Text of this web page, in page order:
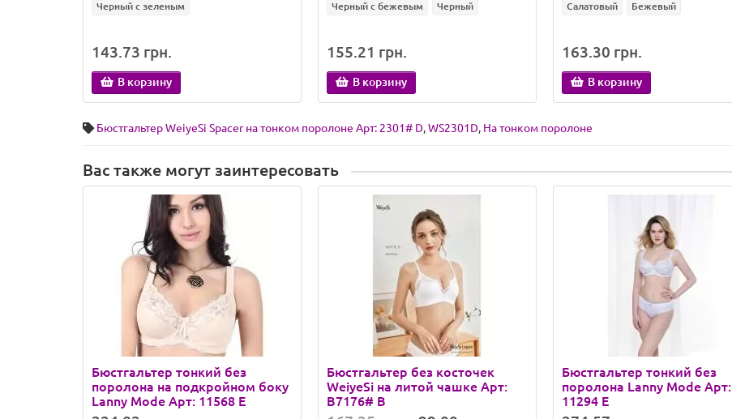
Черный с зеленым
143.73 грн.
В корзину
Черный с бежевым Черный
155.21 грн.
В корзину
Салатовый Бежевый
163.30 грн.
В корзину
Бюстгальтер WeiyeSi Spacer на тонком поролоне Арт: 2301# D,WS2301D, На тонком поролоне
Вас также могут заинтересовать
Бюстгальтер тонкий без
поролона на подкройном боку
Lanny Mode Арт: 11568 E
Бюстгальтер без косточек
WeiyeSi на литой чашке Арт:
B7176# B
Бюстгальтер тонкий без
поролона Lanny Mode Арт:
11294 E